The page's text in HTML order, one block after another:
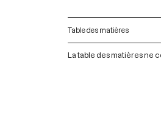
Table des matières
La table des matières ne